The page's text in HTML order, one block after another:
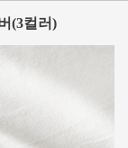
(3컬러)